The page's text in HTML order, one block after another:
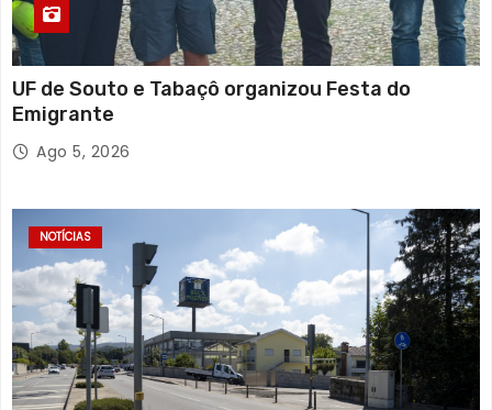
UF de Souto e Tabaçô organizou Festa do
Emigrante
Ago 5, 2026
NOTÍCIAS